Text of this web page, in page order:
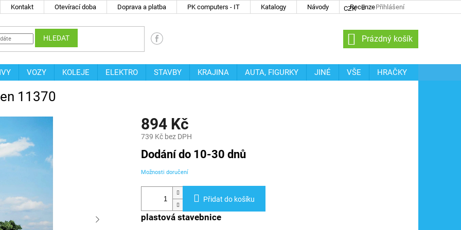
Kontakt Otevírací doba Doprava a platba PK computers - IT Katalogy Návody Recenze
CZK Přihlášení
HLEDAT
NÁKUPNÍ
KOŠÍK
Prázdný košík
VOZY KOLEJE ELEKTRO STAVBY KRAJINA AUTA, FIGURKY JINÉ VŠE
HRAČKY
11370
894 Kč
739 Kč bez DPH
Měrná
cena:
Dodání do 10-30 dnů
Možnosti doručení
Přidat do košíku
plastová stavebnice